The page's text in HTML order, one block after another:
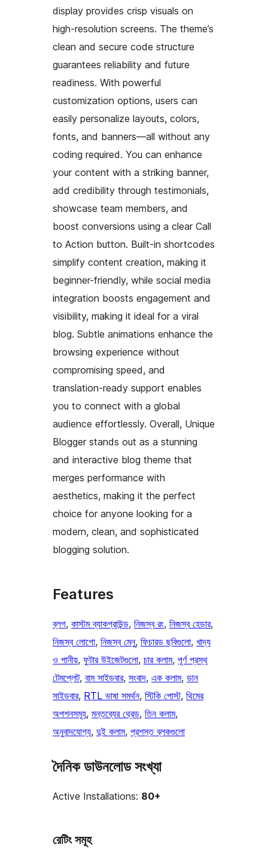
display provides crisp visuals on
high-resolution screens. The theme’s
clean and secure code structure
guarantees reliability and future
readiness. With powerful
customization options, users can
easily personalize layouts, colors,
fonts, and banners—all without any
coding required. You can enhance
your content with a striking banner,
add credibility through testimonials,
showcase team members, and
boost conversions using a clear Call
to Action button. Built-in shortcodes
simplify content creation, making it
beginner-friendly, while social media
integration boosts engagement and
visibility, making it ideal for a viral
blog. Subtle animations enhance the
browsing experience without
compromising speed, and
translation-ready support enables
you to connect with a global
audience effortlessly. Overall, Unique
Blogger stands out as a stunning
and interactive blog theme that
merges performance with
aesthetics, making it the perfect
choice for anyone looking for a
modern, clean, and sophisticated
blogging solution.
Features
ব্লগ, কাস্টম ব্যাকগ্রাউন্ড, নিজস্ব রং, নিজস্ব হেডার
নিজস্ব লোগো, নিজস্ব মেনু, ফিচারড ছবিগুলো, খাদ্য
ও পানীয়, ফুটার উইজেটগুলো, চার কলাম, পূর্ণ প্রস্থ
টেমপ্লেট, বাম সাইডবার, সংবাদ, এক কলাম, ডান
সাইডবার, RTL ভাষা সমর্থন, স্টিকি পোস্ট, থিমের
অপশনসমূহ, মন্তব্যের থ্রেড, তিন কলাম
অনুবাদযোগ্য, দুই কলাম, প্রশস্ত ব্লকগুলো
দৈনিক ডাউনলোড সংখ্যা
Active Installations: 80+
রেটিং সমূহ